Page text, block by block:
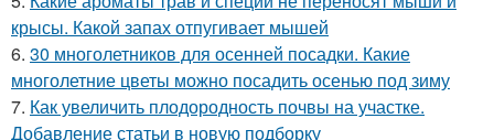
крысы. Какой запах отпугивает мышей
6. 30 многолетников для осенней посадки. Какие
многолетние цветы можно посадить осенью под зиму
7. Как увеличить плодородность почвы на участке.
Добавление статьи в новую подборку